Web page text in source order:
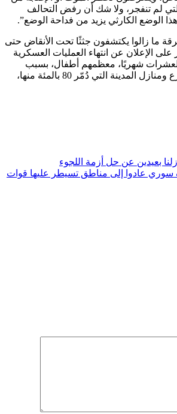
التي لم تنفجر، ولا شك أن رفض التحالف
الوضع الكارثي يزيد من فداحة الوضع”.
ما زالوا يكتشفون جثثًا تحت الأنقاض حتى
بعد مرور 7 أشهر على الإعلان عن انتهاء العمليات العسكرية
العشرات شهريًا، معظمهم أطفال، بسبب
انتشار الألغام في شوارع ومنازل المدينة التي دُمّر 80 بالمئة منها،
زلنا بعيدين عن حل أزمة اللجوء
يقول 200 ألف سوري عادوا إلى مناطق تسيطر عليها قوات